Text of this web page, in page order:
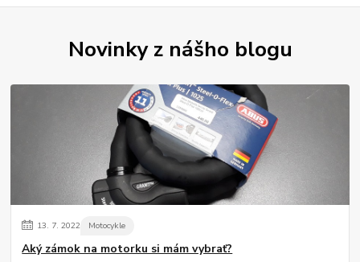
Novinky z nášho blogu
13. 7. 2022 Motocykle
Aký zámok na motorku si mám vybrať?